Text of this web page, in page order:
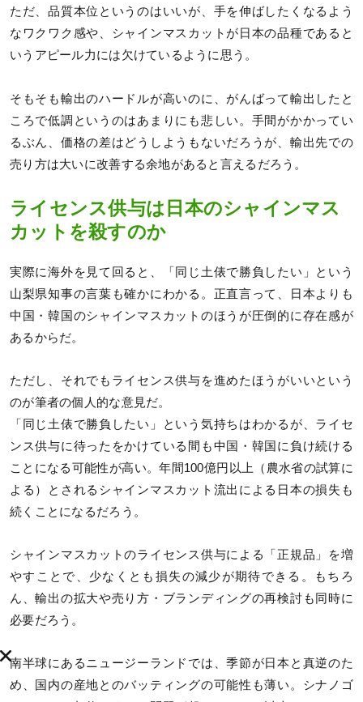
ただ、品質本位というのはいいが、手を伸ばしたくなるよう
なワクワク感や、シャインマスカットが日本の品種であると
いうアピール力には欠けているように思う。
そもそも輸出のハードルが高いのに、がんばって輸出したと
ころで低調というのはあまりにも悲しい。手間がかかってい
るぶん、価格の差はどうしようもないだろうが、輸出先での
売り方は大いに改善する余地があると言えるだろう。
ライセンス供与は日本のシャインマス
カットを殺すのか
実際に海外を見て回ると、「同じ土俵で勝負したい」という
山梨県知事の言葉も確かにわかる。正直言って、日本よりも
中国・韓国のシャインマスカットのほうが圧倒的に存在感が
あるからだ。
ただし、それでもライセンス供与を進めたほうがいいという
のが筆者の個人的な意見だ。
「同じ土俵で勝負したい」という気持ちはわかるが、ライセ
ンス供与に待ったをかけている間も中国・韓国に負け続ける
ことになる可能性が高い。年間100億円以上（農水省の試算に
よる）とされるシャインマスカット流出による日本の損失も
続くことになるだろう。
シャインマスカットのライセンス供与による「正規品」を増
やすことで、少なくとも損失の減少が期待できる。もちろ
ん、輸出の拡大や売り方・ブランディングの再検討も同時に
必要だろう。
南半球にあるニュージーランドでは、季節が日本と真逆のた
め、国内の産地とのバッティングの可能性も薄い。シナノゴ